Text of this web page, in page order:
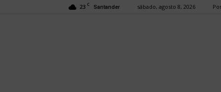
23 C Santander sábado, agosto 8, 2026